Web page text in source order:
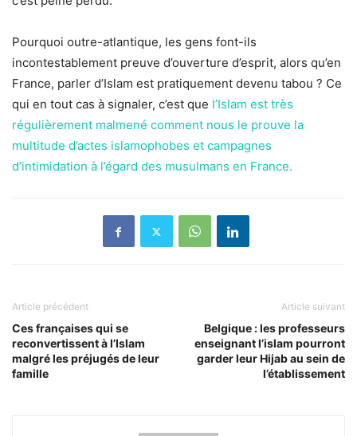
Pourquoi outre-atlantique, les gens font-ils
incontestablement preuve d’ouverture d’esprit, alors qu’en
France, parler d’Islam est pratiquement devenu tabou ? Ce
qui en tout cas à signaler, c’est que l’Islam est très
régulièrement malmené comment nous le prouve la
multitude d’actes islamophobes et campagnes
d’intimidation à l’égard des musulmans en France.
Article précédent
Ces françaises qui se
reconvertissent à l’Islam
malgré les préjugés de leur
famille
Article suivant
Belgique : les professeurs
enseignant l’islam pourront
garder leur Hijab au sein de
l’établissement